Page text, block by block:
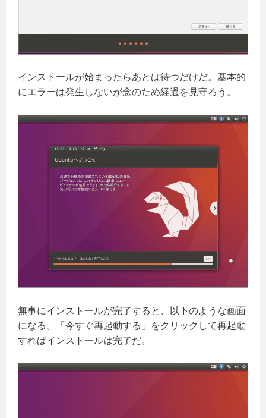
インストールが始まったらあとは待つだけだ。基本的
にエラーは発生しないが念のため経過を見守ろう。
無事にインストールが完了すると、以下のような画面
になる。「今すぐ再起動する」をクリックして再起動
すればインストールは完了だ。